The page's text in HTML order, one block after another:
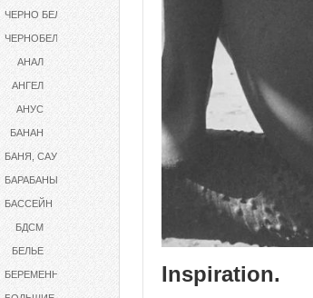
ЧЕРНО БЕЛОЕ
ЧЕРНОБЕЛОЕ
АНАЛ
АНГЕЛ
АНУС
БАНАН
БАНЯ, САУНА
БАРАБАНЫ
БАССЕЙН
БДСМ
БЕЛЬЕ
БЕРЕМЕННАЯ Inspiration.